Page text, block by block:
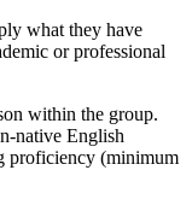
what they have
or professional
within the group.
native English
proficiency (minimum